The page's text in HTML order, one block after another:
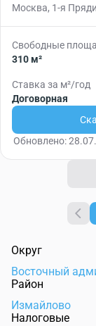
Москва, 1-я
Свободные
310 м²
Ставка за м²/год
Договорная
Обновлено:
Округ
Восточный
Район
Измайлово
Налоговые